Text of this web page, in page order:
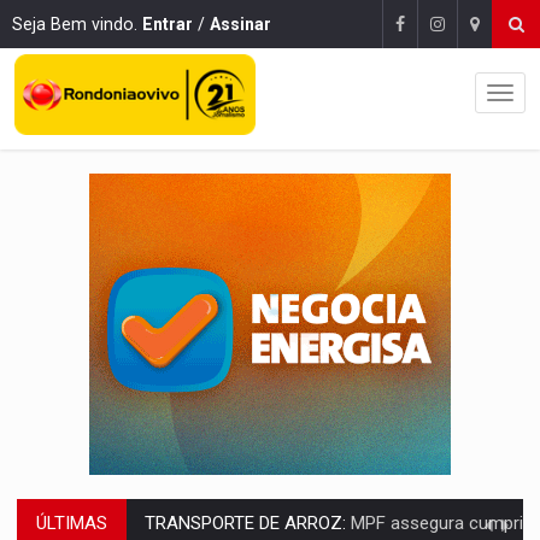
Seja Bem vindo. Entrar / Assinar
ÚLTIMAS DEEPFAKE:Sancionada lei contra violência sexual infantil na